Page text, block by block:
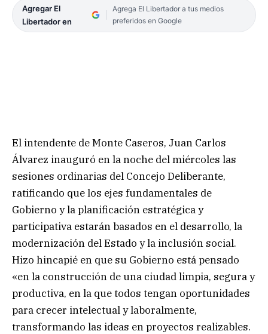
Agregar El
Libertador en
Agrega El Libertador a tus medios
preferidos en Google
El intendente de Monte Caseros, Juan Carlos
Álvarez inauguró en la noche del miércoles las
sesiones ordinarias del Concejo Deliberante,
ratificando que los ejes fundamentales de
Gobierno y la planificación estratégica y
participativa estarán basados en el desarrollo, la
modernización del Estado y la inclusión social.
Hizo hincapié en que su Gobierno está pensado
«en la construcción de una ciudad limpia, segura y
productiva, en la que todos tengan oportunidades
para crecer intelectual y laboralmente,
transformando las ideas en proyectos realizables.